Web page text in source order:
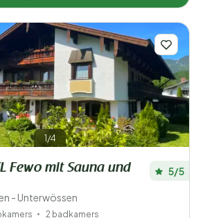
1/4
Fewo mit Sauna und
- Unterwössen
5/5
2 badkamers